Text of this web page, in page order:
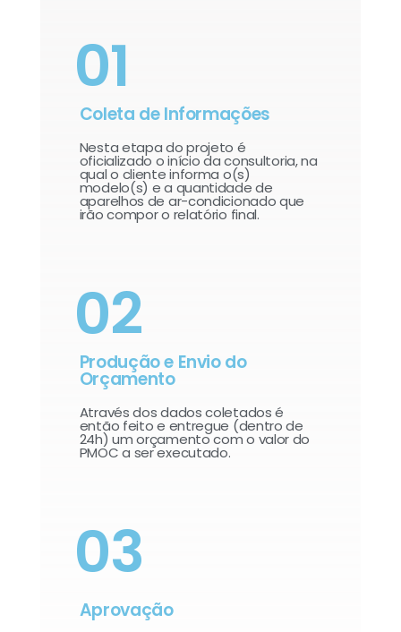
01
Coleta de Informações
Nesta etapa do projeto é
oficializado o início da consultoria, na
qual o cliente informa o(s)
modelo(s) e a quantidade de
aparelhos de ar-condicionado que
irão compor o relatório final.​
02
Produção e Envio do
Orçamento
Através dos dados coletados é
então feito e entregue (dentro de
24h) um orçamento com o valor do
PMOC a ser executado.
03
Aprovação